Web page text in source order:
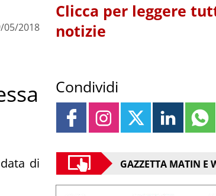
05/2018
di
Clicca per leggere
notizie
Condividi
GAZZETTA MATIN E